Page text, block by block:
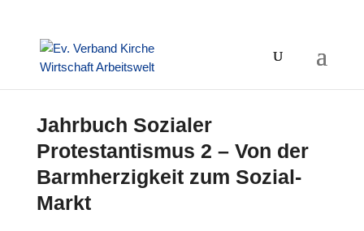
Jahrbuch Sozialer
Protestantismus 2 – Von der
Barmherzigkeit zum Sozial-
Markt